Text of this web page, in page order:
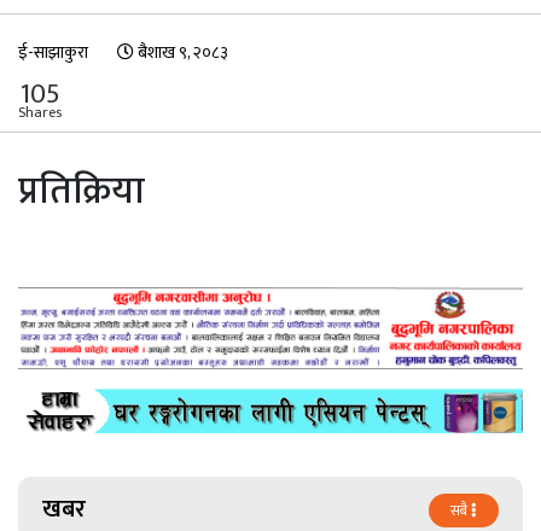
ई-साझाकुरा बैशाख ९, २०८३
105
Shares
प्रतिक्रिया
खबर सबै